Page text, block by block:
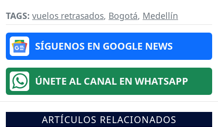
TAGS: vuelos retrasados, Bogotá, Medellín
SÍGUENOS EN GOOGLE NEWS
ÚNETE AL CANAL EN WHATSAPP
ARTÍCULOS RELACIONADOS